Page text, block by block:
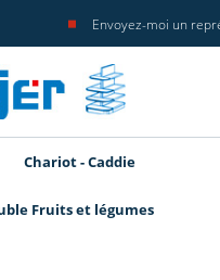
Envoyez-moi un
Chariot - Caddie
Fruits et légumes